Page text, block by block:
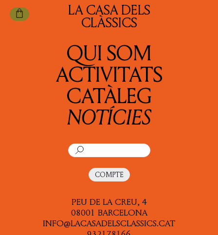
LA CASA DELS
CLÀSSICS
COMPTE
QUI SOM
ACTIVITATS
CATÀLEG
NOTÍCIES
PEU DE LA CREU, 4
08001 BARCELONA
INFO@LACASADELSCLASSICS.CAT